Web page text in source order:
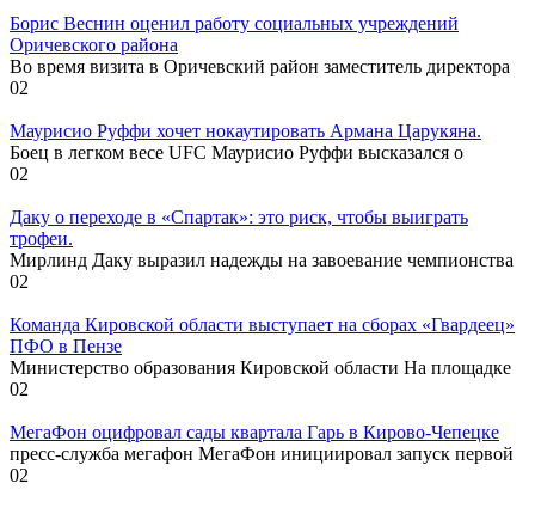
Борис Веснин оценил работу социальных учреждений
Оричевского района
Во время визита в Оричевский район заместитель директора
02
Маурисио Руффи хочет нокаутировать Армана Царукяна.
Боец в легком весе UFC Маурисио Руффи высказался о
02
Даку о переходе в «Спартак»: это риск, чтобы выиграть
трофеи.
Мирлинд Даку выразил надежды на завоевание чемпионства
02
Команда Кировской области выступает на сборах «Гвардеец»
ПФО в Пензе
Министерство образования Кировской области На площадке
02
МегаФон оцифровал сады квартала Гарь в Кирово-Чепецке
пресс-служба мегафон МегаФон инициировал запуск первой
02